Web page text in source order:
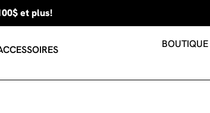
et plus!
BOUTIQUE